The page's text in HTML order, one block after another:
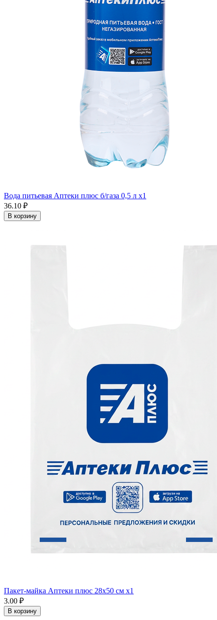
Вода питьевая Аптеки плюс б/газа 0,5 л x1
36.10 ₽
В корзину
Пакет-майка Аптеки плюс 28х50 см x1
3.00 ₽
В корзину